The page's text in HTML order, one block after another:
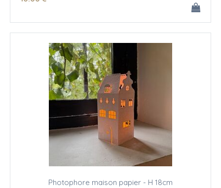
Photophore maison papier - H 18cm